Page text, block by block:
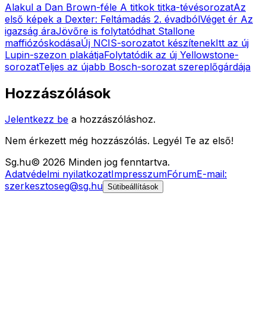
Alakul a Dan Brown-féle A titkok titka-tévésorozatAz
első képek a Dexter: Feltámadás 2. évadbólVéget ér Az
igazság áraJövőre is folytatódhat Stallone
maffiózóskodásaÚj NCIS-sorozatot készítenekItt az új
Lupin-szezon plakátjaFolytatódik az új Yellowstone-
sorozatTeljes az újabb Bosch-sorozat szereplőgárdája
Hozzászólások
Jelentkezz be a hozzászóláshoz.
Nem érkezett még hozzászólás. Legyél Te az első!
Sg.hu© 2026 Minden jog fenntartva.
Adatvédelmi nyilatkozatImpresszumFórumE-mail:
szerkesztoseg@sg.hu Sütibeállítások